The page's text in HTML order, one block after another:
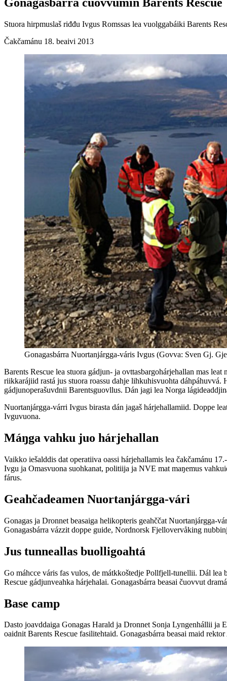
Gonagasbárra čuovvumin Barents Rescue
Stuora hirpmuslaš riđđu Ivgus Romssas lea vuolggabáiki Barents
Čakčamánu 18. beaivi 2013
Gonagasbárra Nuortanjárgga-váris Ivgus (Govva: Sven Gj.
Barents Rescue lea stuora gádjun- ja ovttasbargohárjehallan mas
riikkarájiid rastá jus stuora roassu dahje lihkuhisvuohta dáhpáhuvvá.
gádjunoperašuvdnii Barentsguovllus. Dán jagi lea Norga
Nuortanjárgga-várri Ivgus birasta dán jagaš hárjehallamiid. Doppe
Ivguvuona.
Máŋga vahku juo hárjehallan
Vaikko iešalddis dat operatiiva oassi hárjehallamis lea čakčamánu
Ivgu ja Omasvuona suohkanat, politiija ja NVE mat maŋemus
fárus.
Geahčadeamen Nuortanjárgga-vári
Gonagas ja Dronnet beasaiga helikopteris geahččat Nuortanjárgga-
Gonagasbárra vázzit doppe guide, Nordnorsk Fjellovervåking
Jus tunneallas buolligoahtá
Go máhcce váris fas vulos, de mátkkoštedje Pollfjell-tunellii. Dál lea
Rescue gádjunveahka hárjehalai. Gonagasbárra beasai čuovvut
Base camp
Dasto joavddaiga Gonagas Harald ja Dronnet Sonja Lyngenhállii ja
oaidnit Barents Rescue fasilitehtaid. Gonagasbárra beasai maid